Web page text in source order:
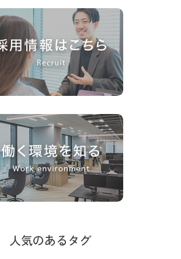
人気のあるタグ